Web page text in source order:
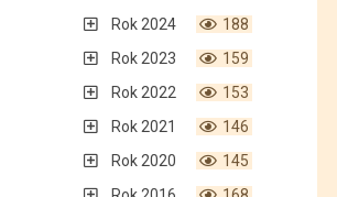
Rok 2024
188
Rok 2023
159
Rok 2022
153
Rok 2021
146
Rok 2020
145